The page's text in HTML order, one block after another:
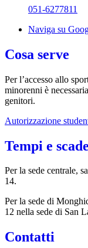
051-6277811
Naviga su
Cosa serve
Per l’accesso allo
minorenni è
genitori.
Autorizzazione
Tempi e
Per la sede centrale,
14.
Per la sede di
12 nella sede di San
Contatti